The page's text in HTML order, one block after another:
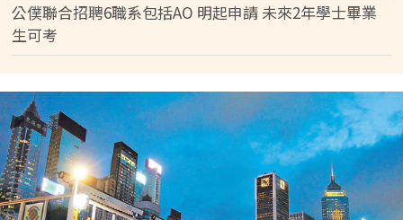
公僕聯合招聘6職系包括AO 明起申請 未來2年學士畢業
生可考